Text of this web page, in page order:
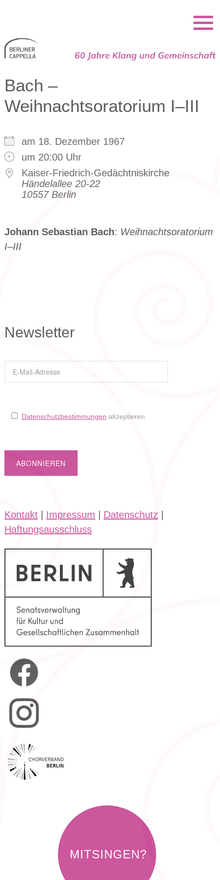
Bach –
Weihnachtsoratorium I–III
am 18. Dezember 1967
um 20:00 Uhr
Kaiser-Friedrich-Gedächtniskirche
Händelallee 20-22
10557 Berlin
Johann Sebastian Bach: Weihnachtsoratorium
I–III
Newsletter
Datenschutzbestimmungen akzeptieren
Kontakt| Impressum Datenschutz
Haftungsausschluss
MITSINGEN?